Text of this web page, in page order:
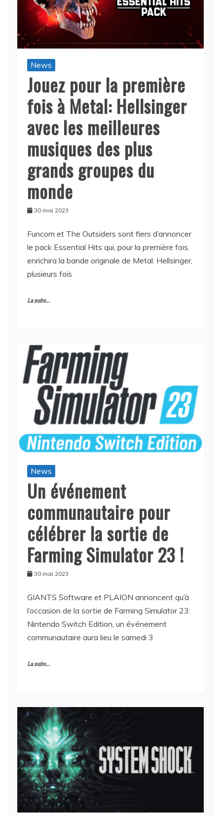
News
Jouez pour la première
fois à Metal: Hellsinger
avec les meilleures
musiques des plus
grands groupes du
monde
30 mai 2023
Funcom et The Outsiders sont fiers d’annoncer
le pack Essential Hits qui, pour la première fois,
enrichira la bande originale de Metal: Hellsinger,
plusieurs fois
La suite...
News
Un événement
communautaire pour
célébrer la sortie de
Farming Simulator 23 !
30 mai 2023
GIANTS Software et PLAION annoncent qu’à
l’occasion de la sortie de Farming Simulator 23:
Nintendo Switch Edition, un événement
communautaire aura lieu le samedi 3
La suite...